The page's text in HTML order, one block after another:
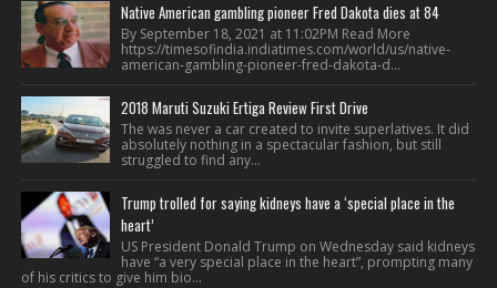
Native American gambling pioneer Fred Dakota dies at 84
By September 18, 2021 at 11:02PM Read More
https://timesofindia.indiatimes.com/world/us/native-
american-gambling-pioneer-fred-dakota-d...
2018 Maruti Suzuki Ertiga Review First Drive
The was never a car created to invite superlatives. It did
absolutely nothing in a spectacular fashion, but still
struggled to find any...
Trump trolled for saying kidneys have a ‘special place in the
heart’
US President Donald Trump on Wednesday said kidneys
have “a very special place in the heart”, prompting many
of his critics to give him bio...